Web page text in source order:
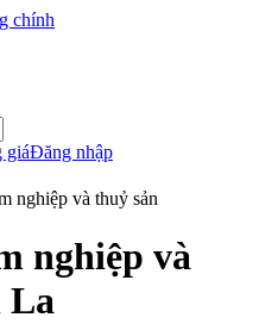
chính
giáĐăng nhập
nghiệp và thuỷ sản
nghiệp và
La